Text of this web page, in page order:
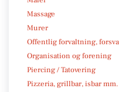
Massage
Murer
Offentlig forvaltning,
Organisation og forening
Piercing / Tatovering
Pizzeria, grillbar, isbar mm.